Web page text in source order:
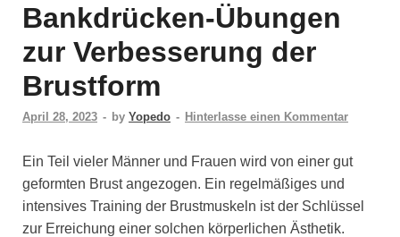
Bankdrücken-Übungen
zur Verbesserung der
Brustform
April 28, 2023 - by Yopedo - Hinterlasse einen Kommentar
Ein Teil vieler Männer und Frauen wird von einer gut
geformten Brust angezogen. Ein regelmäßiges und
intensives Training der Brustmuskeln ist der Schlüssel
zur Erreichung einer solchen körperlichen Ästhetik.